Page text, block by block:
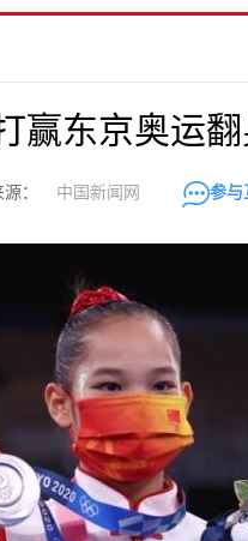
赢东京奥运
： 中国新闻网 参与